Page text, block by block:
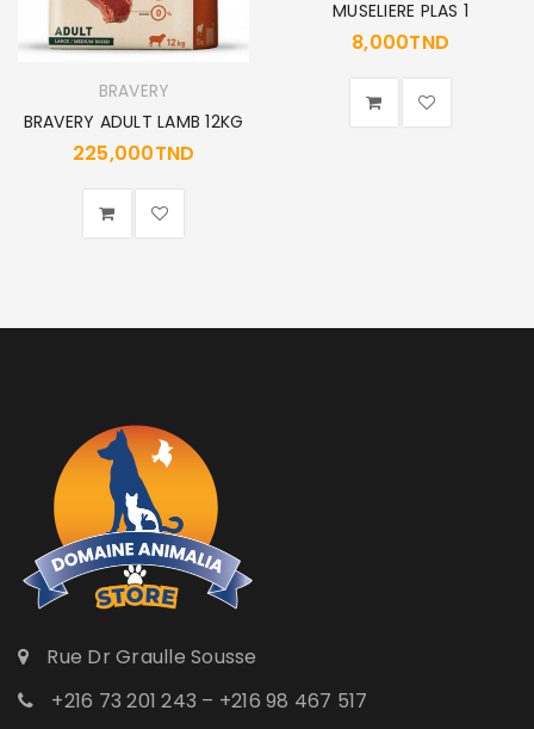
BRAVERY
BRAVERY ADULT LAMB 12KG
225,000TND
MUSELIERE PLAS 1
8,000TND
Rue Dr Graulle Sousse
+216 73 201 243 – +216 98 467 517